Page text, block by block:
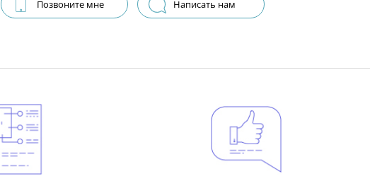
Позвоните мне Написать нам